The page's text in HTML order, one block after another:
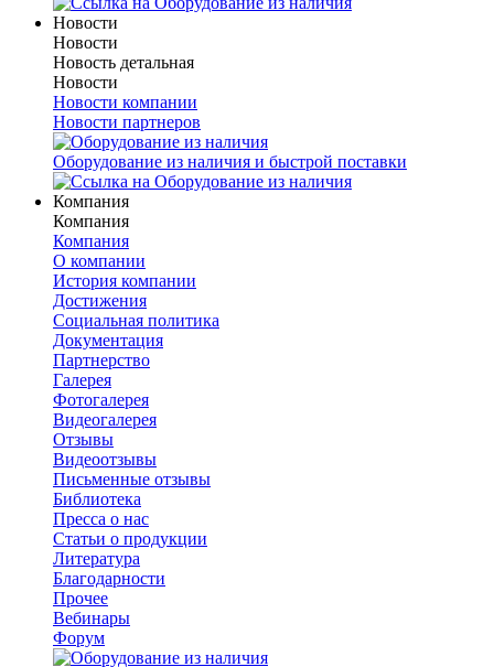
Новости
Новости
Новость детальная
Новости
Новости компании
Новости партнеров
Оборудование из наличия и быстрой поставки
Компания
Компания
Компания
О компании
История компании
Достижения
Социальная политика
Документация
Партнерство
Галерея
Фотогалерея
Видеогалерея
Отзывы
Видеоотзывы
Письменные отзывы
Библиотека
Пресса о нас
Статьи о продукции
Литература
Благодарности
Прочее
Вебинары
Форум